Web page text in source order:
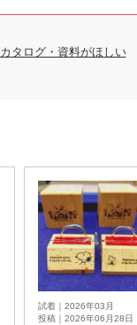
カタログ・資料がほしい
試着｜2026年03月
投稿｜2026年06月28日